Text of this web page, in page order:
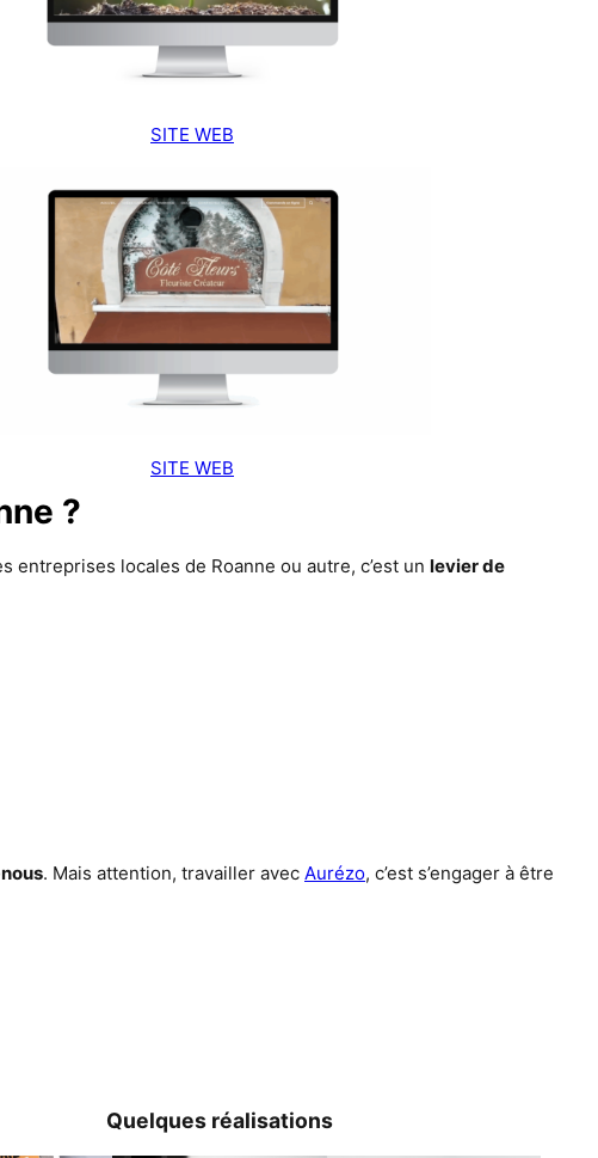
SITE WEB
SITE WEB
?
entreprises locales de Roanne ou autre, c’est unlevier de
. Mais attention, travailler avec Aurézo, c’est s’engager à être
Quelques réalisations